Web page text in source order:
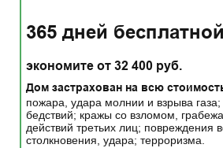
365 дней
экономите от 32 400 руб.
Дом застрахован на всю
пожара, удара молнии и взрыва
бедствий; кражы со взломом,
действий третьих лиц; повреждения
столкновения, удара; терроризма.